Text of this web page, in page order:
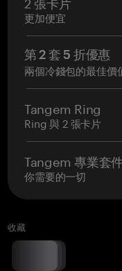
更加便宜
第 2 套 5 折優惠
兩個冷錢包的最佳價
Tangem Ring
Ring 與 2 張卡片
Tangem 專業套
你需要的一切
收藏